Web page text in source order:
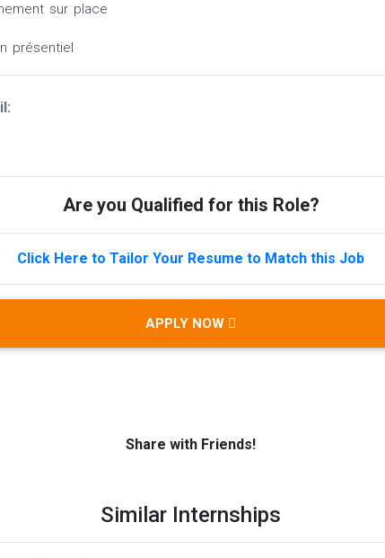
sur place
présentiel
Are you Qualified for this Role?
Click Here to Tailor Your Resume to Match this Job
APPLY NOW
Share with Friends!
Similar Internships